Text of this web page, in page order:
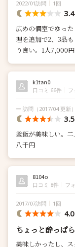
2022/01訪問 1回
3.4
広めの個室でゆっ
理を追加で2、3品
り良い。1人7,000円
k1tan0
口コミ 66件 フ
ー 訪問 （2017/04 更新）
3.5
釜飯が美味しい。
八千円
8104o
口コミ 8件 フ
2017/07訪問 1回
4.0
ちょっと酔っぱ
美味しかったし、ス